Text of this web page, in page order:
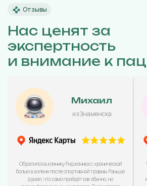
Отзывы
Нас ценят за
экспертность
и внимание к
Михаил
из Знаменска
Обратился в клинику Ридженика с хронической
болью в колене после спортивной травмы. Раньше
думал, что само пройдёт как обычно, но